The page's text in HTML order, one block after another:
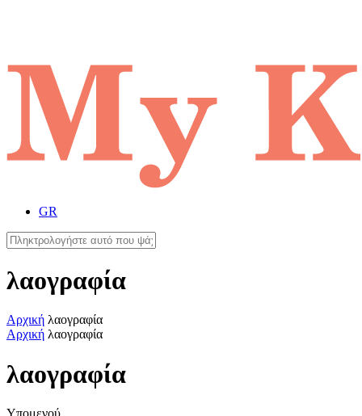
GR
λαογραφία
Αρχική λαογραφία
Αρχική λαογραφία
λαογραφία